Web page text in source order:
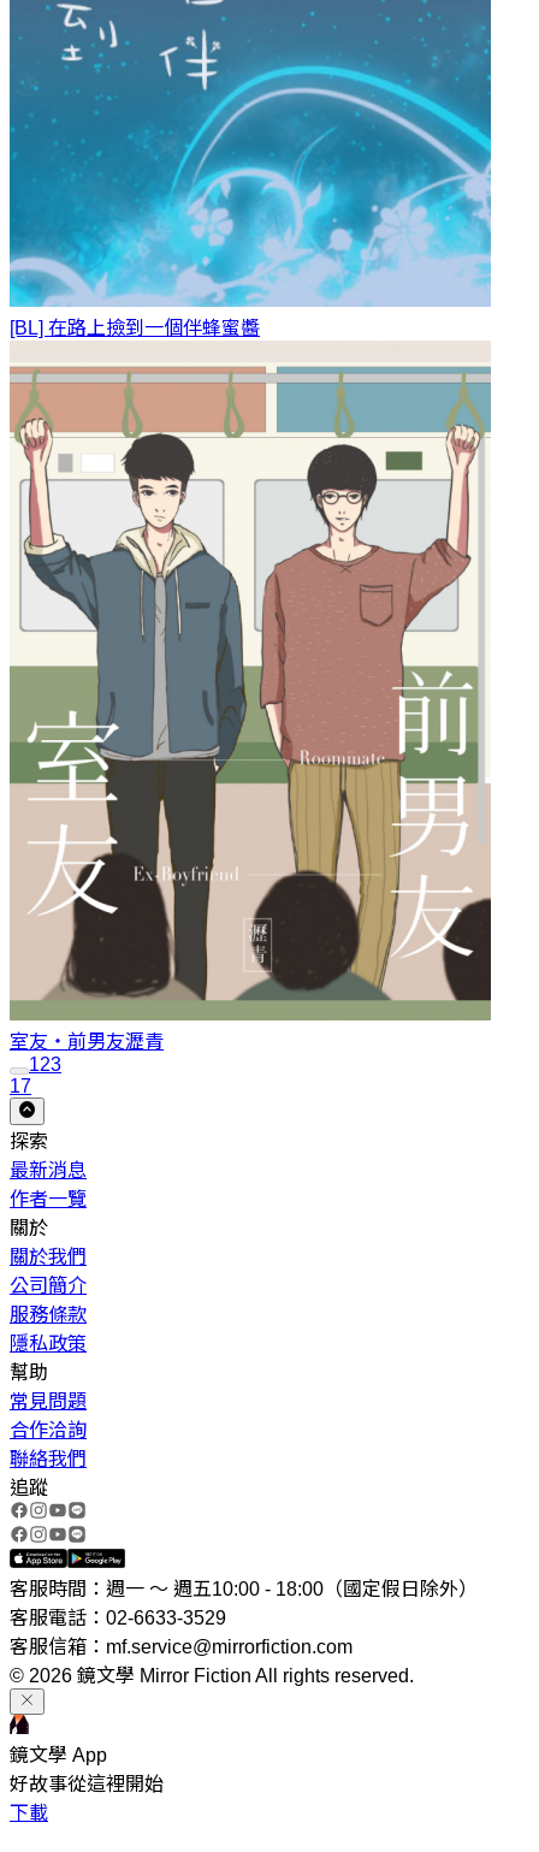
[BL] 在路上撿到一個伴蜂蜜醬
室友‧前男友瀝青
123
17
探索
最新消息
作者一覽
關於
關於我們
公司簡介
服務條款
隱私政策
幫助
常見問題
合作洽詢
聯絡我們
追蹤
客服時間：週一 ～ 週五10:00 - 18:00（國定假日除外）
客服電話：02-6633-3529
客服信箱：mf.service@mirrorfiction.com
© 2026 鏡文學 Mirror Fiction All rights reserved.
鏡文學 App
好故事從這裡開始
下載